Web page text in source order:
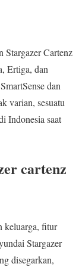
Stargazer Cartenz
Ertiga, dan
dan
varian, sesuatu
Indonesia saat
cartenz
keluarga, fitur
Stargazer
disegarkan,